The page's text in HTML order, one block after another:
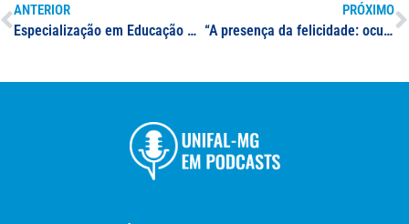
ANTERIOR
Especialização em Educação Matemática na Contemporaneidade: seleção de professor(a) formador(a)
PRÓXIMO
“A presença da felicidade: ocupações estudantis no Brasil em 2015 e 2016” – Luís Antonio Groppo (Org.)